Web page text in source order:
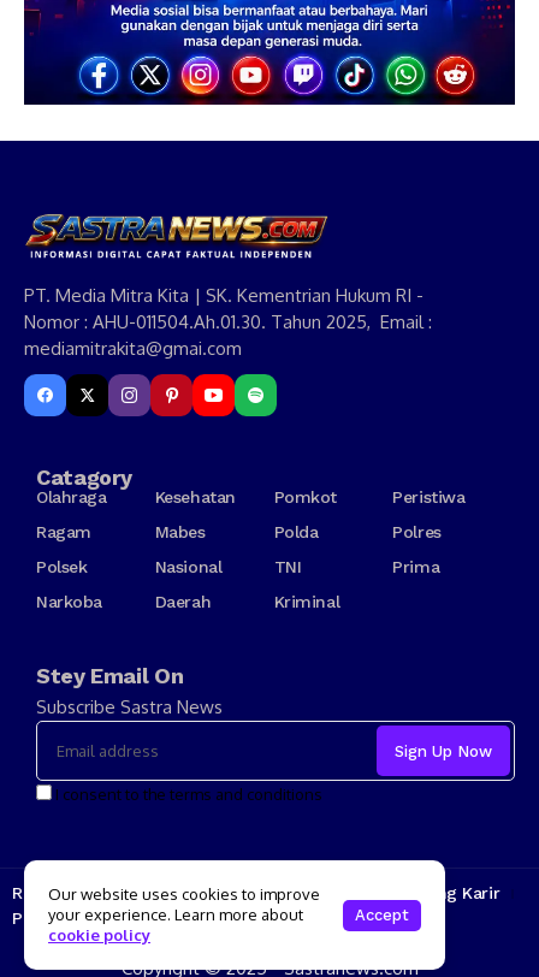
PT. Media Mitra Kita | SK. Kementrian Hukum RI -
Nomor : AHU-011504.Ah.01.30. Tahun 2025, Email :
mediamitrakita@gmai.com
Catagory
Olahraga Kesehatan Pomkot
Peristiwa
Ragam
Mabes Polda
Polres
Polsek
Nasional TNI
Prima
Narkoba
Daerah Kriminal
Stey Email On
Subscribe Sastra News
I consent to the terms and conditions
Redaksi Kode Etik Tarif Iklan Tentang Kami
Jenjang Karir
Pedoman Media Siber
Copyright © 2025 - Sastranews.com
Our website uses cookies to improve
your experience. Learn more about
cookie policy
Accept